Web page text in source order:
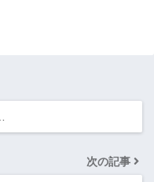
次の記事